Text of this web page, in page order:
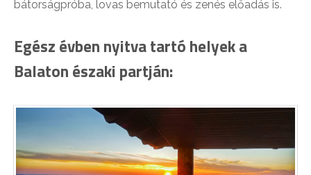
bátorságpróba, lovas bemutató és zenés előadás is.
Egész évben nyitva tartó helyek a
Balaton északi partján: